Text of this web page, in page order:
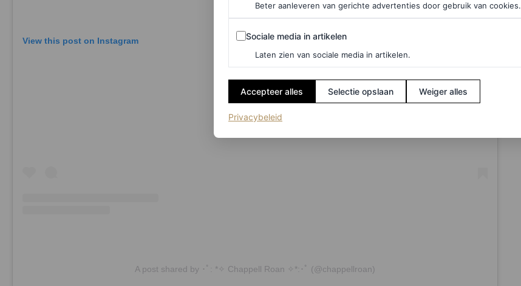
View this post on Instagram
A post shared by ･ﾟ: *✧ Chappell Roan ✧*:･ﾟ (@chappellroan)
Beter aanleveren van gerichte advertenties door gebruik van cookies.
Sociale media in artikelen
Sociale media in artikelen
Laten zien van sociale media in artikelen.
Accepteer alles Selectie opslaan Weiger alles
Privacybeleid